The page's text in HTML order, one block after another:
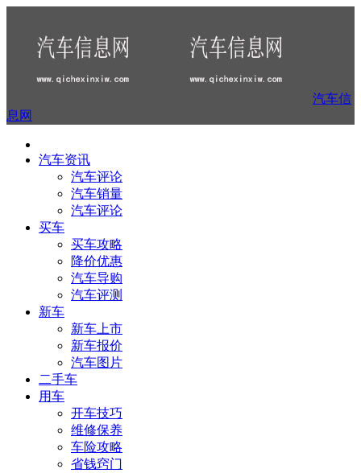
汽车信
息网
汽车资讯
汽车评论
汽车销量
汽车评论
买车
买车攻略
降价优惠
汽车导购
汽车评测
新车
新车上市
新车报价
汽车图片
二手车
用车
开车技巧
维修保养
车险攻略
省钱窍门